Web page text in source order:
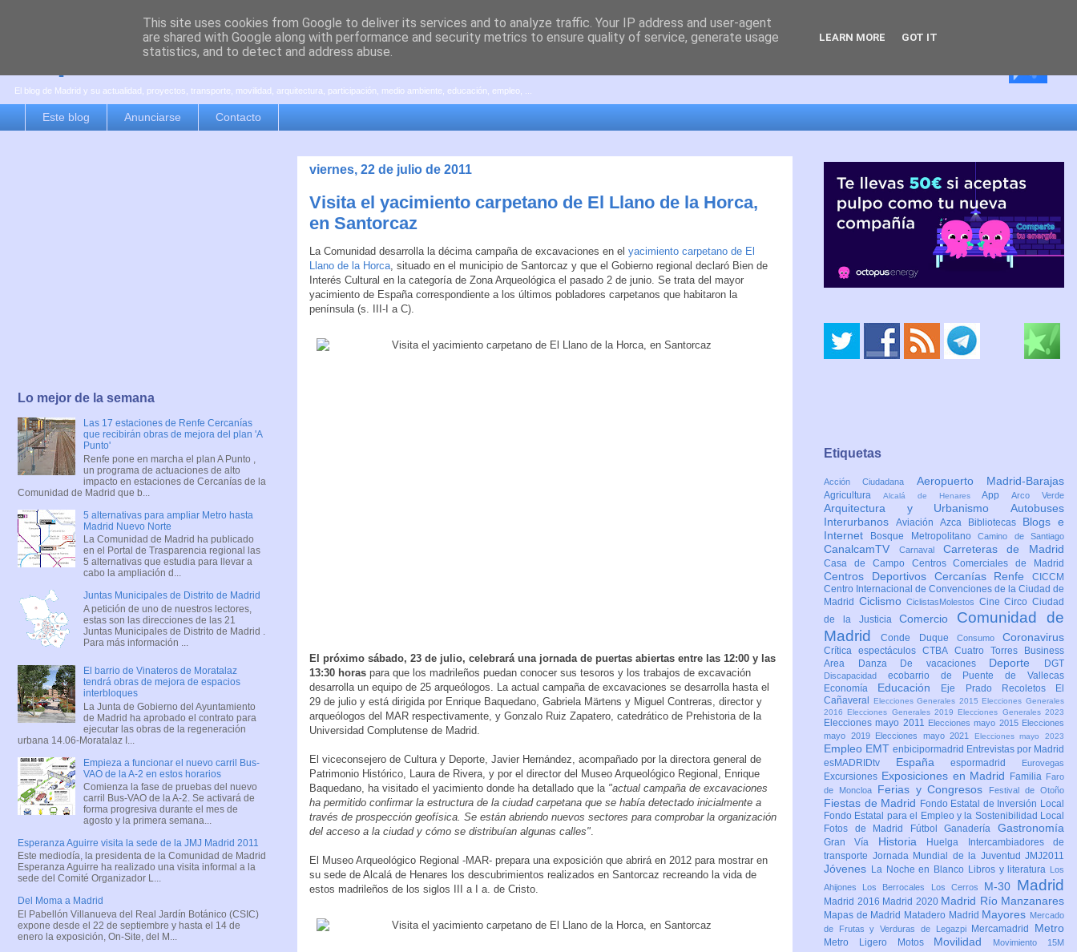
es por madrid
El blog de Madrid y su actualidad, proyectos, transporte, movilidad, arquitectura, participación, medio ambiente, educación, empleo, ...
Este blog Anunciarse Contacto
viernes, 22 de julio de 2011
Visita el yacimiento carpetano de El Llano de la Horca,
en Santorcaz
La Comunidad desarrolla la décima campaña de excavaciones en el yacimiento carpetano de El
Llano de la Horca , situado en el municipio de Santorcaz y que el Gobierno regional declaró Bien de
Interés Cultural en la categoría de Zona Arqueológica el pasado 2 de junio. Se trata del mayor
yacimiento de España correspondiente a los últimos pobladores carpetanos que habitaron la
península (s. III-I a C).
El próximo sábado, 23 de julio, celebrará una jornada de puertas abiertas entre las 12:00 y las
13:30 horas para que los madrileños puedan conocer sus tesoros y los trabajos de excavación
desarrolla un equipo de 25 arqueólogos. La actual campaña de excavaciones se desarrolla hasta el
29 de julio y está dirigida por Enrique Baquedano, Gabriela Märtens y Miguel Contreras, director y
arqueólogos del MAR respectivamente, y Gonzalo Ruiz Zapatero, catedrático de Prehistoria de la
Universidad Complutense de Madrid.
El viceconsejero de Cultura y Deporte, Javier Hernández, acompañado por la directora general de
Patrimonio Histórico, Laura de Rivera, y por el director del Museo Arqueológico Regional, Enrique
Baquedano, ha visitado el yacimiento donde ha detallado que la "actual campaña de excavaciones
ha permitido confirmar la estructura de la ciudad carpetana que se había detectado inicialmente a
través de prospección geofísica. Se están abriendo nuevos sectores para comprobar la organización
del acceso a la ciudad y cómo se distribuían algunas calles"
El Museo Arqueológico Regional -MAR- prepara una exposición que abrirá en 2012 para mostrar en
su sede de Alcalá de Henares los descubrimientos realizados en Santorcaz recreando la vida de
estos madrileños de los siglos III a I a. de Cristo.
Lo mejor de la semana
Las 17 estaciones de Renfe Cercanías
que recibirán obras de mejora del plan 'A
Punto'
Renfe pone en marcha el plan A Punto ,
un programa de actuaciones de alto
impacto en estaciones de Cercanías de la
Comunidad de Madrid que b...
5 alternativas para ampliar Metro hasta
Madrid Nuevo Norte
La Comunidad de Madrid ha publicado
en el Portal de Trasparencia regional las
5 alternativas que estudia para llevar a
cabo la ampliación d...
Juntas Municipales de Distrito de Madrid
A petición de uno de nuestros lectores,
estas son las direcciones de las 21
Juntas Municipales de Distrito de Madrid .
Para más información ...
El barrio de Vinateros de Moratalaz
tendrá obras de mejora de espacios
interbloques
La Junta de Gobierno del Ayuntamiento
de Madrid ha aprobado el contrato para
ejecutar las obras de la regeneración
urbana 14.06-Moratalaz I...
Empieza a funcionar el nuevo carril Bus-
VAO de la A-2 en estos horarios
Comienza la fase de pruebas del nuevo
carril Bus-VAO de la A-2. Se activará de
forma progresiva durante el mes de
agosto y la primera semana...
Esperanza Aguirre visita la sede de la JMJ Madrid 2011
Este mediodía, la presidenta de la Comunidad de Madrid
Esperanza Aguirre ha realizado una visita informal a la
sede del Comité Organizador L...
Del Moma a Madrid
El Pabellón Villanueva del Real Jardín Botánico (CSIC)
expone desde el 22 de septiembre y hasta el 14 de
enero la exposición, On-Site, del M...
Etiquetas
Acción Ciudadana Aeropuerto Madrid-Barajas
Agricultura Alcalá de HenaresAppArco Verde
Arquitectura y Urbanismo Autobuses
Interurbanos Aviación Azca Bibliotecas Blogs e
Internet
Bosque MetropolitanoCamino de Santiago
CanalcamTV Carnaval Carreteras de Madrid
Casa de Campo Centros Comerciales de Madrid
Centros Deportivos Cercanías Renfe CICCM
Centro Internacional de Convenciones de la Ciudad de
Madrid CiclismoCiclistasMolestos CineCircoCiudad
de la JusticiaComercio Comunidad de
MadridConde Duque Consumo Coronavirus
Crítica espectáculosCTBA Cuatro Torres Business
Area
Danza De vacaciones Deporte DGT
Discapacidad ecobarrio de Puente de Vallecas
Economía Educación Eje Prado Recoletos
El
Cañaveral
Elecciones Generales 2015 Elecciones Generales
2016 Elecciones Generales 2019 Elecciones Generales 2023
Elecciones mayo 2011 Elecciones mayo 2015 Elecciones
mayo 2019
Elecciones mayo 2021 Elecciones mayo 2023
Empleo EMT enbicipormadrid Entrevistas por Madrid
esMADRIDtv Españaespormadrid Eurovegas
Excursiones Exposiciones en Madrid Familia Faro
de Moncloa
Ferias y Congresos Festival de Otoño
Fiestas de Madrid Fondo Estatal de Inversión Local
Fondo Estatal para el Empleo y la Sostenibilidad Local
Fotos de Madrid
FútbolGanaderíaGastronomía
Gran Vía Historia Huelga
Intercambiadores de
transporte Jornada Mundial de la Juventud JMJ2011
Jóvenes La Noche en Blanco Libros y literatura
Los
Ahijones
Los Berrocales Los Cerros M-30 Madrid
Madrid 2016 Madrid 2020 Madrid Río Manzanares
Mapas de Madrid Matadero Madrid Mayores Mercado
de Frutas y Verduras de Legazpi
Mercamadrid Metro
Metro Ligero Motos Movilidad Movimiento 15M
This site uses cookies from Google to deliver its services and to analyze traffic. Your IP address and user-agent
are shared with Google along with performance and security metrics to ensure quality of service, generate usage
statistics, and to detect and address abuse.
LEARN MORE GOT IT